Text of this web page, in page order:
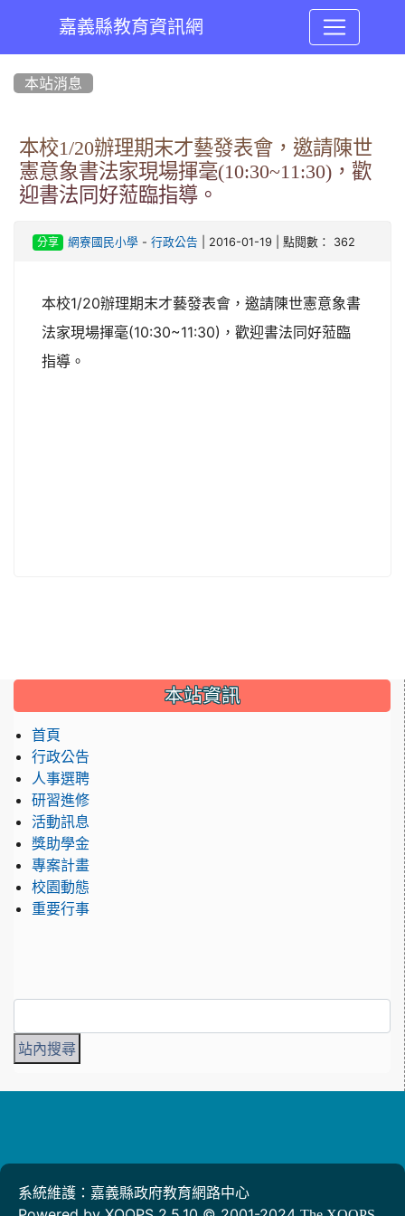
嘉義縣教育資訊網
本站消息
本校1/20辦理期末才藝發表會，邀請陳世
憲意象書法家現場揮毫(10:30~11:30)，歡
迎書法同好蒞臨指導。
分享 網寮國民小學- 行政公告 | 2016-01-19 | 點閱數： 362
本校1/20辦理期末才藝發表會，邀請陳世憲意象書
法家現場揮毫(10:30~11:30)，歡迎書法同好蒞臨
指導。
::: 本站資訊
首頁
行政公告
人事選聘
研習進修
活動訊息
獎助學金
專案計畫
校園動態
重要行事
系統維護：嘉義縣政府教育網路中心